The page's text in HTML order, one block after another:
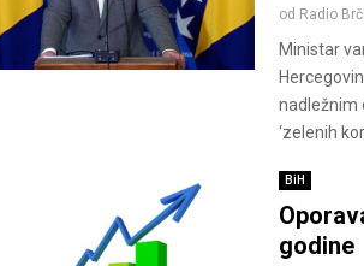
od Radio
Ministar
nadležnim
‘zelenih
BiH
godine